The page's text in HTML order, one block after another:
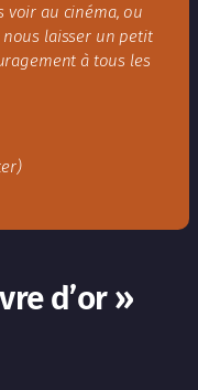
voir au cinéma, ou
nous laisser un petit
à tous les
d’or »